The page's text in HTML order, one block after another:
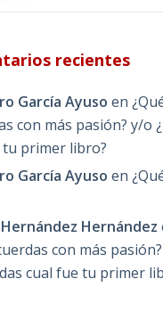
recientes
García Ayuso en
con más pasión? y/o
primer libro?
García Ayuso en
Hernández
con más
cual fue tu primer